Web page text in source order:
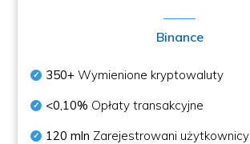
Binance
350+ Wymienione kryptowaluty
<0,10% Opłaty transakcyjne
120 mln Zarejestrowani użytkownicy